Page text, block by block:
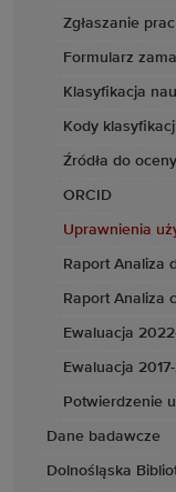
Zgłaszanie
Formularz
Klasyfikacja
Kody
Źródła do
ORCID
Uprawnienia
Raport Analiza
Raport Analiza
Ewaluacja
Ewaluacja
Potwierdzenie
Dane badawcze
Dolnośląska